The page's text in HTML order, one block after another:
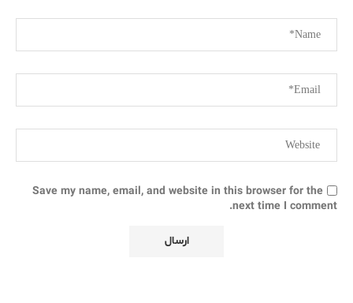
Save my name, email, and website in this browser for the
next time I comment.